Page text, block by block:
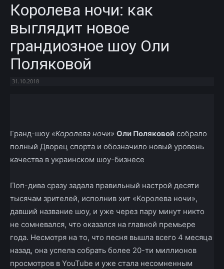
Королева ночи: как
выглядит новое
грандиозное шоу Оли
Поляковой
31.10.2018
Гранд-шоу «Королева ночи» Оли Поляковой собрало
полный Дворец спорта и обозначило новый уровень
качества в украинском шоу-бизнесе
Поп-дива сразу задала правильный настрой десяти
тысячам зрителей, исполнив хит «Королева ночи»,
давший название шоу, и уже через пару минут никто
не сомневался, что оказался на главной премьере
года. Несмотря на то, что песня вышла всего 4 месяца
назад, она успела собрать более 20-ти миллионов
просмотров в YouTube и уже стала несомненным